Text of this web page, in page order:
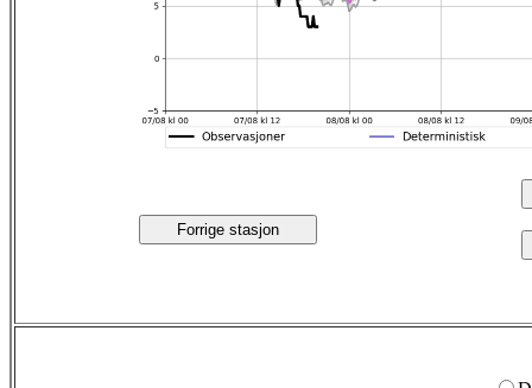
Forrige stasjon